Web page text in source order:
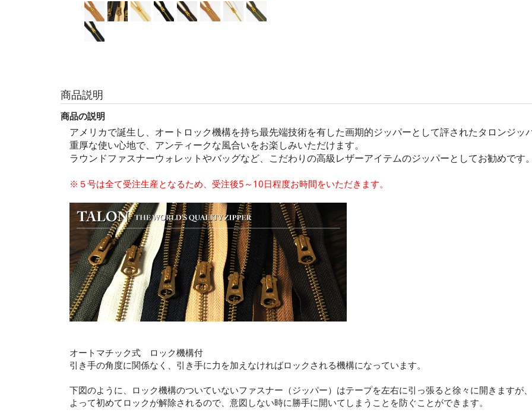
商品説明
商品の説明
アメリカで誕生し、オートロック機構を持ち最先端技術を有した画期的ジッパーとして評されたタロンジッ
重厚な使い心地で、アンティークな風合いをお楽しみいただけます。
ラウンドファスナーウォレットやバッグなど、こだわりの高級レザーアイテムのジッパーとしてお勧めです。
※５号は全て受注生産となるため、受注後5～10日程度お時間をいただきます。
オートマチック式 ロック機構付
引き手の角度に関係なく、引き手に力を加えなければロックされる機構になっています。
下図のように、ロック機構のついていないファスナー（ジッパー）はテープを左右に引っ張ると徐々に開きますが
よって初めてロックが解除されるので、意図しない時に勝手に開いてしまうことを防ぐことができます。